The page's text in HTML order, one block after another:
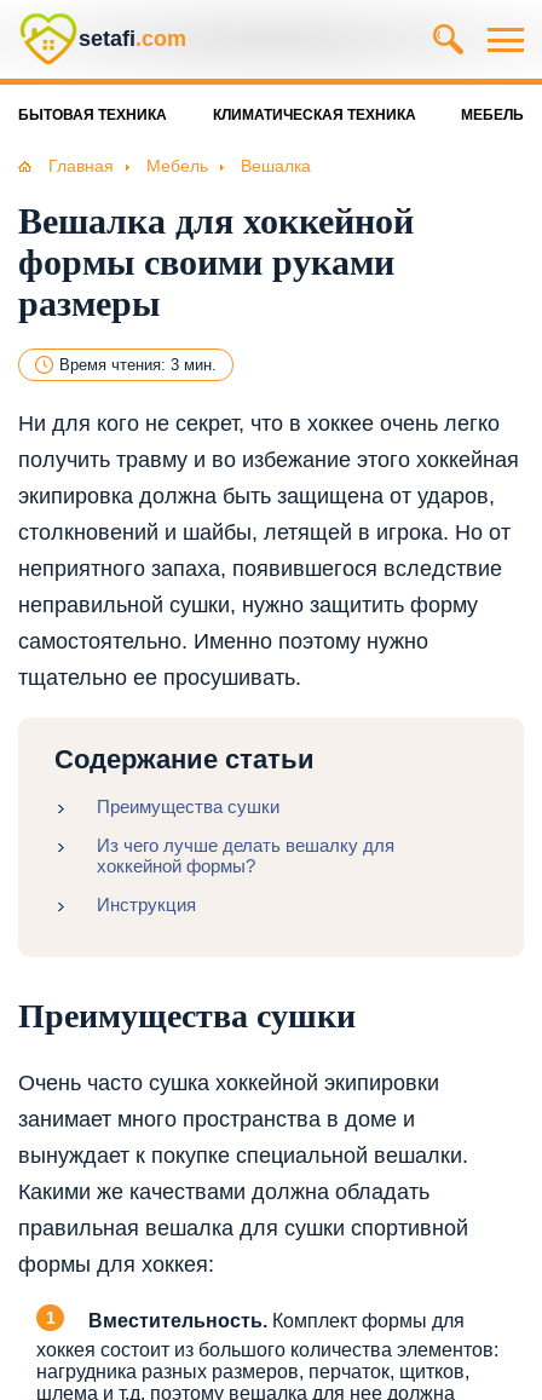
setafi.com
БЫТОВАЯ ТЕХНИКА КЛИМАТИЧЕСКАЯ ТЕХНИКА МЕБЕЛЬ
Главная Мебель Вешалка
Вешалка для хоккейной
формы своими руками
размеры
Время чтения: 3 мин.
Ни для кого не секрет, что в хоккее очень легко
получить травму и во избежание этого хоккейная
экипировка должна быть защищена от ударов,
столкновений и шайбы, летящей в игрока. Но от
неприятного запаха, появившегося вследствие
неправильной сушки, нужно защитить форму
самостоятельно. Именно поэтому нужно
тщательно ее просушивать.
Содержание статьи
Преимущества сушки
Из чего лучше делать вешалку для
хоккейной формы?
Инструкция
Преимущества сушки
Очень часто сушка хоккейной экипировки
занимает много пространства в доме и
вынуждает к покупке специальной вешалки.
Какими же качествами должна обладать
правильная вешалка для сушки спортивной
формы для хоккея:
Вместительность. Комплект формы для
хоккея состоит из большого количества элементов:
нагрудника разных размеров, перчаток, щитков,
шлема и т.д. поэтому вешалка для нее должна